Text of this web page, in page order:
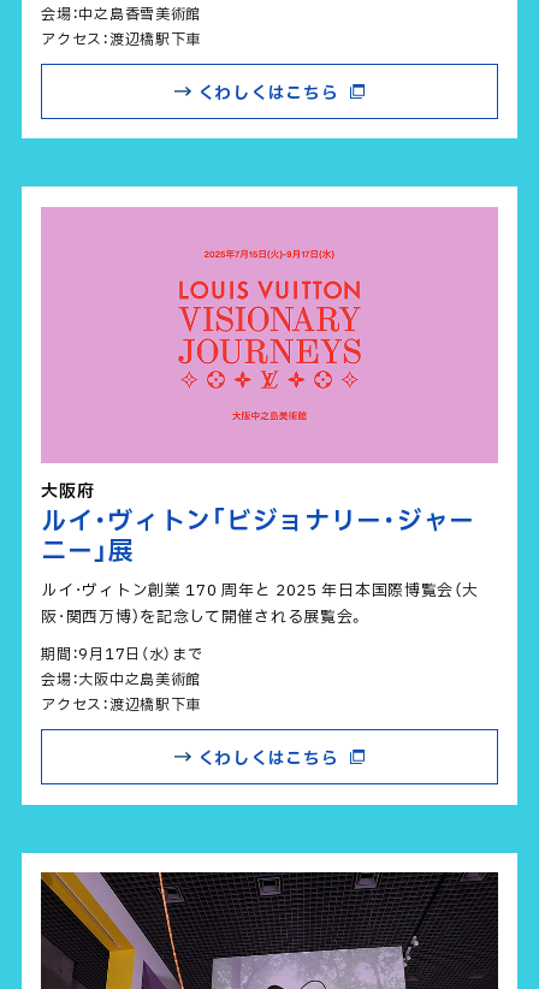
会場：中之島香雪美術館
アクセス：渡辺橋駅下車
くわしくはこちら
大阪府
ルイ･ヴィトン「ビジョナリー･ジャー
ニー」展
ルイ･ヴィトン創業 170 周年と 2025 年日本国際博覧会（大
阪･関西万博）を記念して開催される展覧会。
期間：9月17日（水）まで
会場：大阪中之島美術館
アクセス：渡辺橋駅下車
くわしくはこちら